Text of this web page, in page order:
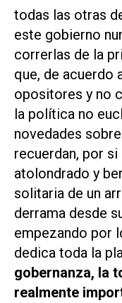
todas las otras
este gobierno
correrlas de la
que, de acuerdo
opositores y no
la política no
novedades
recuerdan, por
atolondrado y
solitaria de un
derrama desde
empezando por
dedica toda la
gobernanza, la
realmente